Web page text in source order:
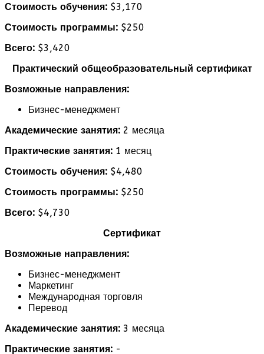
Стоимость обучения: $3,170
Стоимость программы: $250
Всего: $3,420
Практический общеобразовательный сертификат
Возможные направления:
Бизнес-менеджмент
Академические занятия: 2 месяца
Практические занятия: 1 месяц
Стоимость обучения: $4,480
Стоимость программы: $250
Всего: $4,730
Сертификат
Возможные направления:
Бизнес-менеджмент
Маркетинг
Международная торговля
Перевод
Академические занятия: 3 месяца
Практические занятия: -